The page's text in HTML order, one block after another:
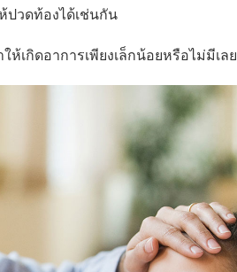
ปวดท้องได้เช่นกัน
เกิดอาการเพียงเล็กน้อยหรือไม่มีเลย